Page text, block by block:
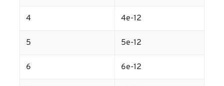
4 4e-12
5 5e-12
6 6e-12